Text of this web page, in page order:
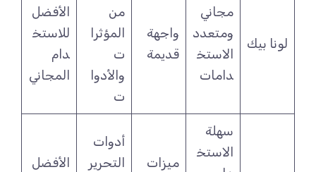
لونا بيك
مجاني
ومتعدد
الاستخ
دامات
واجهة
قديمة
المؤثرا
والأدوا
الأفضل
للاستخ
المجاني
سهلة
الاستخ
ميزات
أدوات
التحرير
الأفضل